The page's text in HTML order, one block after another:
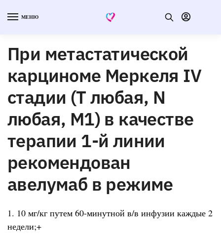
МЕНЮ
При метастатической
карциноме Меркеля IV
стадии (Т любая, N
любая, M1) в качестве
терапии 1-й линии
рекомендован
авелумаб в режиме
1. 10 мг/кг путем 60-минутной в/в инфузии каждые 2
недели;+